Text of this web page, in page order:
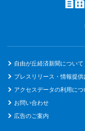
自由が丘経済新聞について
プレスリリース・情報提供
アクセスデータの利用につ
お問い合わせ
広告のご案内